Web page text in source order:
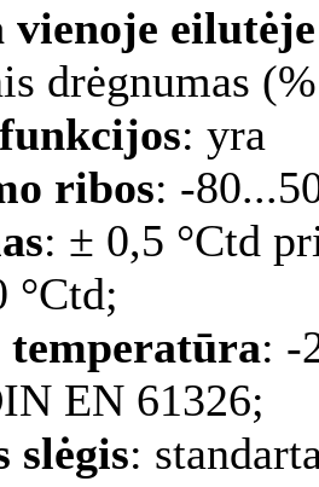
vienoje eilutėje
drėgnumas
: yra
ribos: -
: ± 0,5 °Ctd
°Ctd;
: -
EN 61326;
slėgis: